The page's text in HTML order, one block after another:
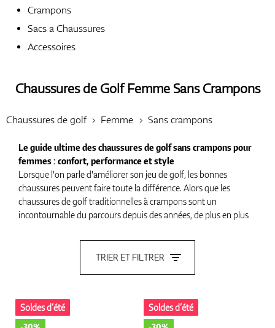
Chaussures
Gants
Balles
Sacs
Chariots De Golf
Crampons
Sacs a Chaussures
Accessoires
Chaussures de Golf Femme Sans Crampons
Chaussures de golf Femme Sans crampons
Le guide ultime des chaussures de golf sans crampons pour
femmes : confort, performance et style
Lorsque l'on parle d'améliorer son jeu de golf, les bonnes
chaussures peuvent faire toute la différence. Alors que les
chaussures de golf traditionnelles à crampons sont un
incontournable du parcours depuis des années, de plus en plus
polyvalente : les chaussures de golf sans crampons. Ces
chaussures offrent un équilibre idéal entre confort, stabilité et
pourquoi elles sont une excellente option pour les golfeuses.
TRIER ET FILTRER
Soldes d’été
Soldes d’été